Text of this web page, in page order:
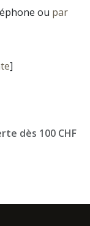
ou par
]
dès 100 CHF